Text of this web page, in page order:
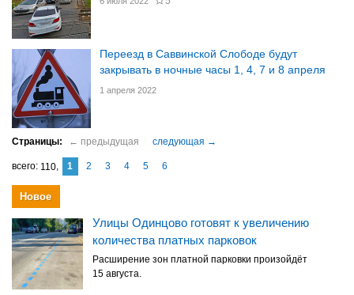
Переезд в Саввинской Слободе будут
закрывать в ночные часы 1, 4, 7 и 8 апреля
1 апреля 2022
110 1 2 3 4 5 6
Новое
Улицы Одинцово готовят к увеличению
количества платных парковок
Расширение зон платной парковки произойдёт
15 августа.